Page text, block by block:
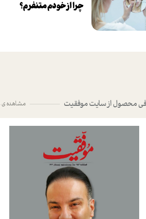
چرا از خودم متنفرم؟
محصول از سایت موفقیت مشاهده